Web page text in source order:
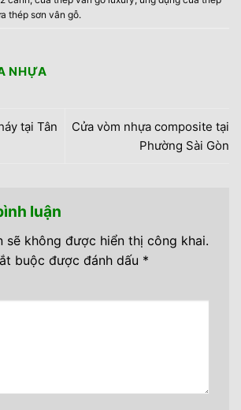
thép sơn vân gỗ.
NHỰA
tại Tân
Cửa vòm nhựa composite tại
Phường Sài Gòn
luận
sẽ không được hiển thị công khai.
buộc được đánh dấu *